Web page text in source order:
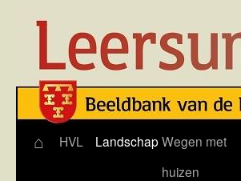
Skip
⌂ HVL LandschapWegen met
huizen